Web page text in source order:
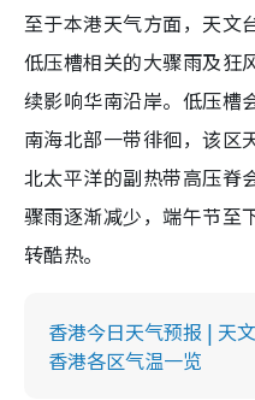
至于本港天气方面，天文
低压槽相关的大骤雨及狂
续影响华南沿岸。低压槽
南海北部一带徘徊，该区
北太平洋的副热带高压脊
骤雨逐渐减少，端午节至
转酷热。
香港今日天气预报 | 天
香港各区气温一览